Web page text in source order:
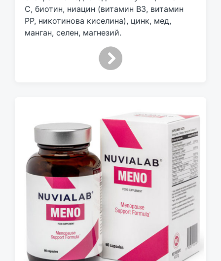
С, биотин, ниацин (витамин В3, витамин
РР, никотинова киселина), цинк, мед,
манган, селен, магнезий.